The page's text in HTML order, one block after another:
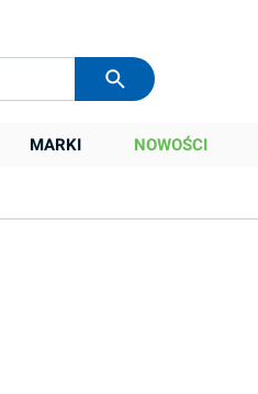
MARKI NOWOŚCI